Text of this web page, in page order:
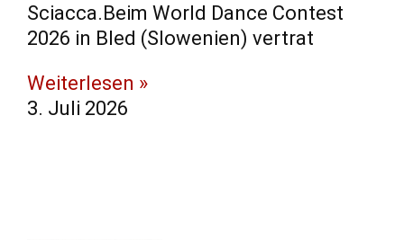
Sciacca.Beim World Dance Contest
2026 in Bled (Slowenien) vertrat
Weiterlesen »
3. Juli 2026